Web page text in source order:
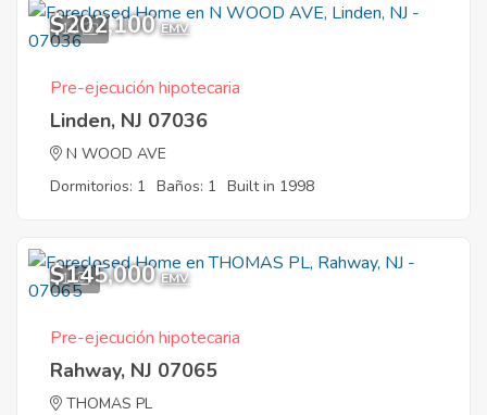
10
$202,100 EMV
Pre-ejecución hipotecaria
Linden, NJ 07036
N WOOD AVE
Dormitorios: 1 Baños: 1 Built in 1998
1
$145,000 EMV
Pre-ejecución hipotecaria
Rahway, NJ 07065
THOMAS PL